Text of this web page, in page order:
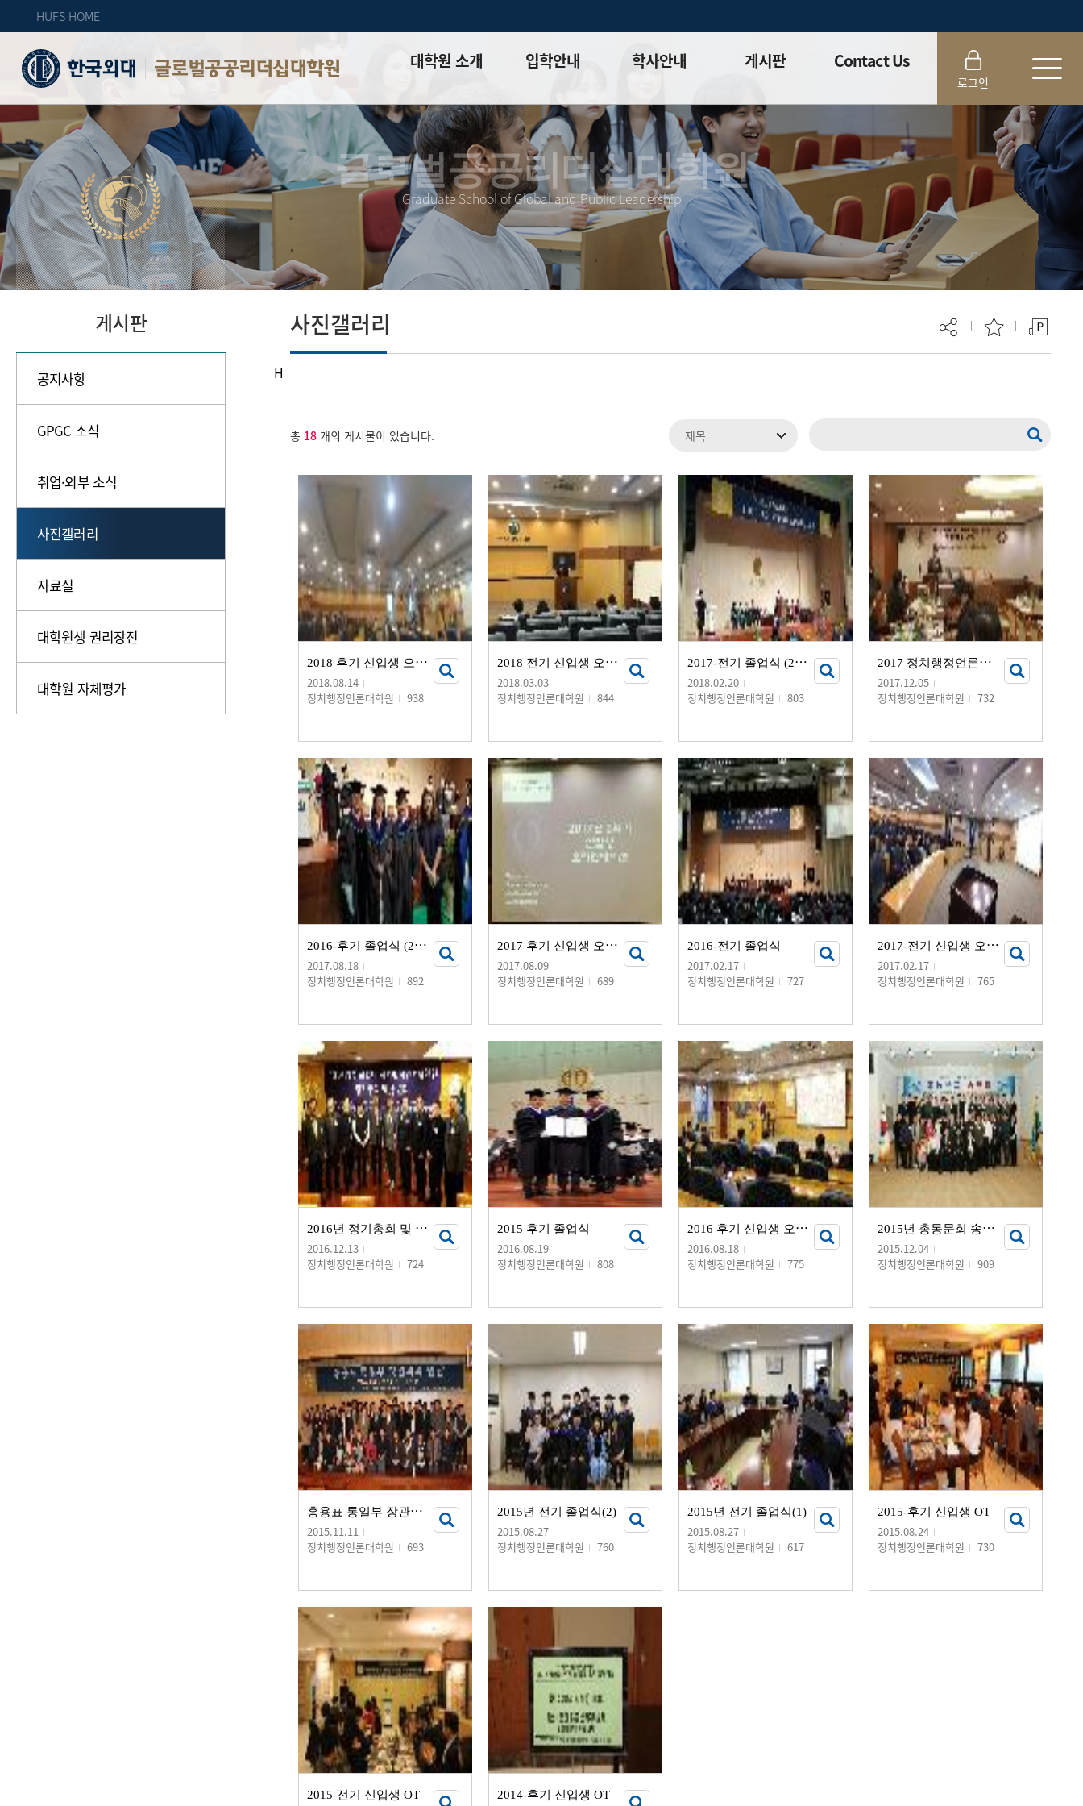
HUFS HOME
글로벌공공리더십대학원 대학원 소개
인사말
대학원 소개
학과 및 전공안내
▾
교수진 소개 ▾
입학안내
대학원 입학 안내
입시 공지사항
입시 FAQ
학사안내
학사정보
외국어 및
종합시험
논문&보고서
장학
게시판
공지사항
GPGC 소식
취업·외부 소식
사진갤러리
자료실
대학원생 권리장전
대학원 자체평가
Contact Us
로그인
글로벌공공리더십대학원
Graduate School of Global and Public Leadership
게시판
공지사항
GPGC 소식
취업·외부 소식
사진갤러리
자료실
대학원생 권리장전
대학원 자체평가
H
사진갤러리
총 18개의 게시물이 있습니다.
2
018 후기 신입생 오리엔테이션
2018.08.14
정치행정언론대학원
938
2
018 전기 신입생 오리엔테이션
2018.03.03
정치행정언론대학원
844
2
017-전기 졸업식 (2018.02.20)
2018.02.20
정치행정언론대학원
803
2
017 정치행정언론대학원 정기총회 및 송년회
2017.12.05
정치행정언론대학원
732
2
016-후기 졸업식 (2017.08.18)
2017.08.18
정치행정언론대학원
892
2
017 후기 신입생 오리엔테이션
2017.08.09
정치행정언론대학원
689
2016-전기 졸업식
2017.02.17
정치행정언론대학원
727
2
017-전기 신입생 오리엔테이션
2017.02.17
정치행정언론대학원
765
2
016년 정기총회 및 송년회
2016.12.13
정치행정언론대학원
724
2015 후기 졸업식
2016.08.19
정치행정언론대학원
808
2
016 후기 신입생 오리엔테이션
2016.08.18
정치행정언론대학원
775
2
015년 총동문회 송년회
2015.12.04
정치행정언론대학원
909
홍
용표 통일부 장관과의 만남(특강)
2015.11.11
정치행정언론대학원
693
2015년 전기 졸업식(2)
2015.08.27
정치행정언론대학원
760
2015년 전기 졸업식(1)
2015.08.27
정치행정언론대학원
617
2015-후기 신입생 OT
2015.08.24
정치행정언론대학원
730
2015-전기 신입생 OT 2014-후기 신입생 OT